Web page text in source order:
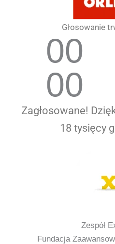
Głosowanie
00
00
Zagłosowane!
18 tysięcy
Zespół
Fundacja